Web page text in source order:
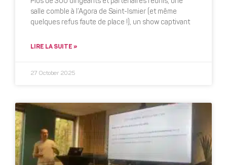
salle comble à l’Agora de Saint-Ismier (et même
quelques refus faute de place !), un show captivant
LIRE LA SUITE »
27 October 2025